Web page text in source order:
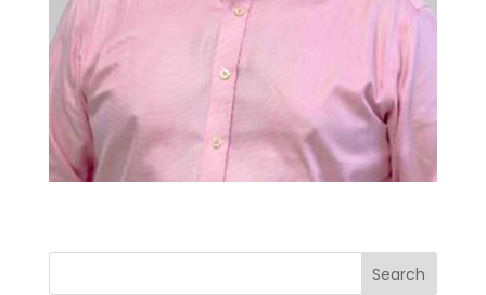
Search